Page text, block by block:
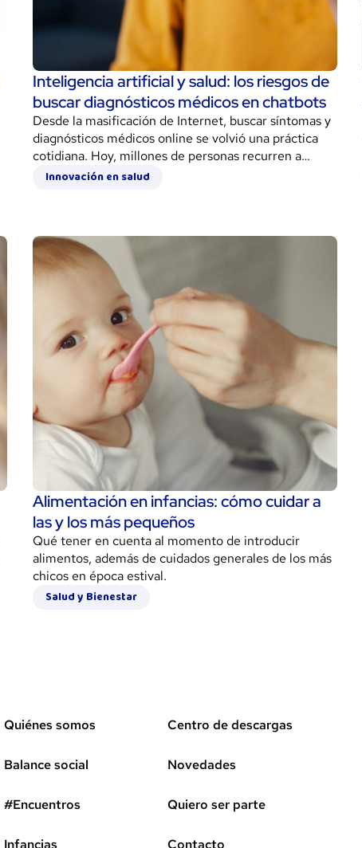
Inteligencia artificial y salud: los riesgos de
buscar diagnósticos médicos en chatbots
Desde la masificación de Internet, buscar síntomas y
diagnósticos médicos online se volvió una práctica
cotidiana. Hoy, millones de personas recurren a
herramientas como chatbots y asistentes virtuales
Innovación en salud
Alimentación en infancias: cómo cuidar a
las y los más pequeños
Qué tener en cuenta al momento de introducir
alimentos, además de cuidados generales de los más
chicos en época estival.
Salud y Bienestar
Quiénes somos
Balance social
#Encuentros
Infancias
Centro de descargas
Novedades
Quiero ser parte
Contacto